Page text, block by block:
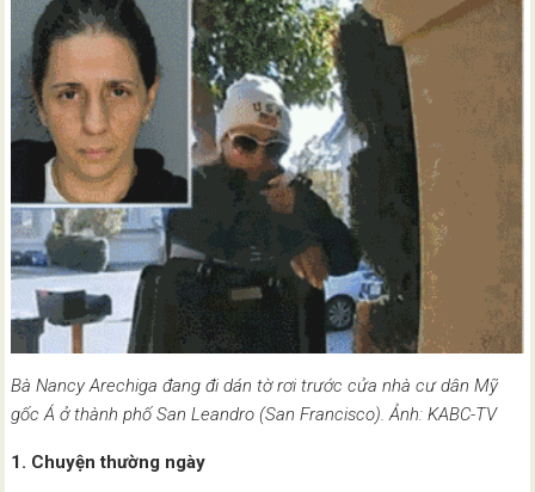
Bà Nancy Arechiga đang đi dán tờ rơi trước cửa nhà cư dân Mỹ
gốc Á ở thành phố San Leandro (San Francisco). Ảnh: KABC-TV
1. Chuyện thường ngày